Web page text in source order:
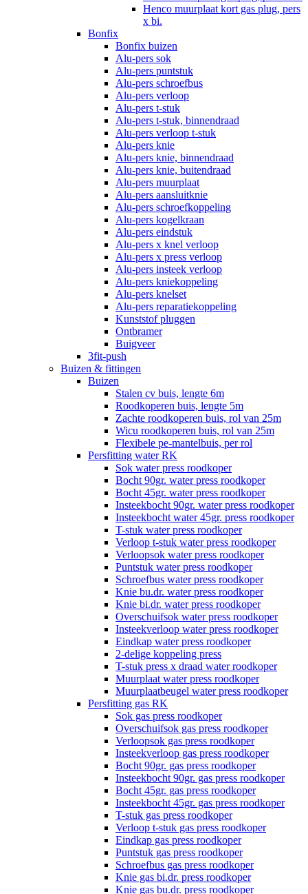
Henco muurplaat kort gas plug, pers
x bi.
Bonfix
Bonfix buizen
Alu-pers sok
Alu-pers puntstuk
Alu-pers schroefbus
Alu-pers verloop
Alu-pers t-stuk
Alu-pers t-stuk, binnendraad
Alu-pers verloop t-stuk
Alu-pers knie
Alu-pers knie, binnendraad
Alu-pers knie, buitendraad
Alu-pers muurplaat
Alu-pers aansluitknie
Alu-pers schroefkoppeling
Alu-pers kogelkraan
Alu-pers eindstuk
Alu-pers x knel verloop
Alu-pers x press verloop
Alu-pers insteek verloop
Alu-pers kniekoppeling
Alu-pers knelset
Alu-pers reparatiekoppeling
Kunststof pluggen
Ontbramer
Buigveer
3fit-push
Buizen & fittingen
Buizen
Stalen cv buis, lengte 6m
Roodkoperen buis, lengte 5m
Zachte roodkoperen buis, rol van 25m
Wicu roodkoperen buis, rol van 25m
Flexibele pe-mantelbuis, per rol
Persfitting water RK
Sok water press roodkoper
Bocht 90gr. water press roodkoper
Bocht 45gr. water press roodkoper
Insteekbocht 90gr. water press roodkoper
Insteekbocht water 45gr. press roodkoper
T-stuk water press roodkoper
Verloop t-stuk water press roodkoper
Verloopsok water press roodkoper
Puntstuk water press roodkoper
Schroefbus water press roodkoper
Knie bu.dr. water press roodkoper
Knie bi.dr. water press roodkoper
Overschuifsok water press roodkoper
Insteekverloop water press roodkoper
Eindkap water press roodkoper
2-delige koppeling press
T-stuk press x draad water roodkoper
Muurplaat water press roodkoper
Muurplaatbeugel water press roodkoper
Persfitting gas RK
Sok gas press roodkoper
Overschuifsok gas press roodkoper
Verloopsok gas press roodkoper
Insteekverloop gas press roodkoper
Bocht 90gr. gas press roodkoper
Insteekbocht 90gr. gas press roodkoper
Bocht 45gr. gas press roodkoper
Insteekbocht 45gr. gas press roodkoper
T-stuk gas press roodkoper
Verloop t-stuk gas press roodkoper
Eindkap gas press roodkoper
Puntstuk gas press roodkoper
Schroefbus gas press roodkoper
Knie gas bi.dr. press roodkoper
Knie gas bu.dr. press roodkoper